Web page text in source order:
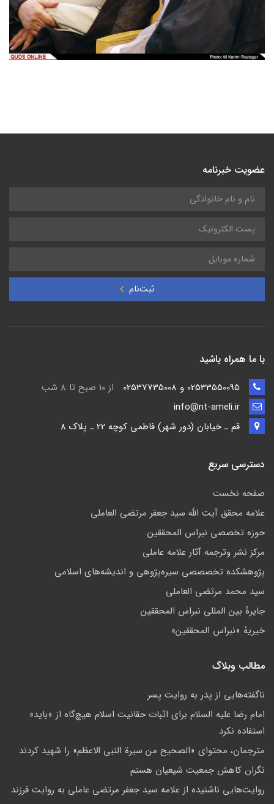
عضویت خبرنامه
ثبت‌نام
با ما همراه باشید
از ۱۰ صبح تا ۸ شب
قم ـ خيابان (دور شهر) فاطمي كوچه 22 ـ پلاک 8
دسترسی سریع
صفحه نخست
علامه محقق آیت الله سید جعفر مرتضی العاملی
حوزه تخصصی نبراس المحققین
مركز نشر وترجمه آثار علامه عاملی
پژوهشكده تخصصصى سیره‌پژوهی و اندیشه‌های اسلامی
سید محمد مرتضی العاملی
جايرهٔ بین المللی نبراس المحققین
خيريهٔ «نبراس المحققين»
مطالب وبلاگ
ناگفته‌هایی از پدر به روایت پسر
امام رضا عليه السلام براى اثبات حقانيت اسلام هيچ‌گاه از «بايد»
استفاده نکرد
مترجمان، محتوای «الصحیح من سیرة النبی الاعظم» را شهید کردند
نگران کاهش جمعيت شيعيان هستم
روایت‌هایی ناشنیده از علامه سید جعفر مرتضی عاملی به روایت فرزند